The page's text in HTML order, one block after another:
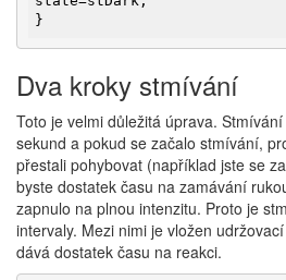
}
Dva kroky stmívání
Toto je velmi důležitá úprava.
sekund a pokud se začalo stmívání,
přestali pohybovat (například jste se
byste dostatek času na zamávání
zapnulo na plnou intenzitu. Proto je
intervaly. Mezi nimi je vložen
dává dostatek času na reakci.